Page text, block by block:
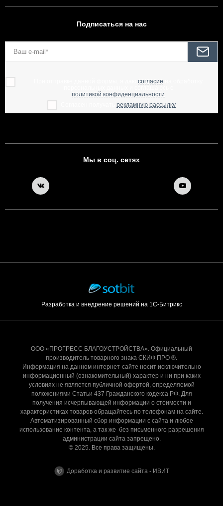
Подписаться на нас
согласие
политикой конфиденциальности
рекламную рассылку
Мы в соц. сетях
Разработка и внедрение решений на 1С-Битрикс
ООО «ПРОГРЕСС БЛАГОУСТРОЙСТВА». Официальный
производитель товарного знака СКИФ ПРО ®.
Информация на данном интернет-сайте носит исключительно
информационный (ознакомительный) характер и ни при каких
условиях не является публичной офертой, определяемой
положениями Статьи 437 Гражданского кодекса РФ. Для
получения исчерпывающей информации о стоимости и
характеристиках товаров обращайтесь по телефонам на сайте.
Автоматизированный сбор информации с сайта и любое
использование контента, а так же без письменного разрешения
администрации сайта запрещено.
© 2025. Все права защищены.
Доработка и развитие сайта - ИВИТ